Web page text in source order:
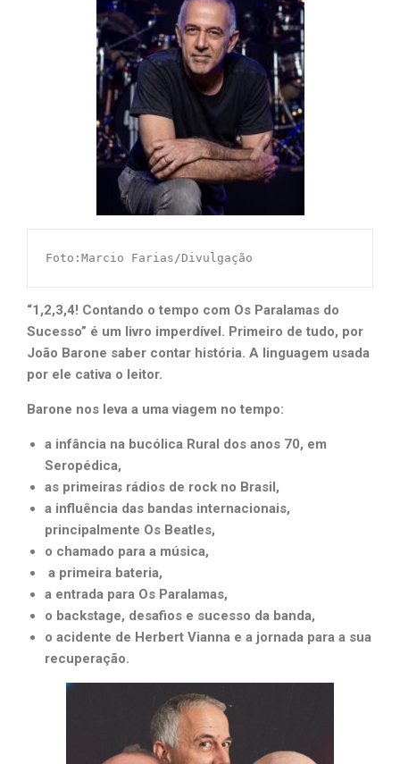
Foto:Marcio Farias/Divulgação
“1,2,3,4! Contando o tempo com Os Paralamas do
Sucesso” é um livro imperdível. Primeiro de tudo, por
João Barone saber contar história. A linguagem usada
por ele cativa o leitor.
Barone nos leva a uma viagem no tempo:
a infância na bucólica Rural dos anos 70, em
Seropédica,
as primeiras rádios de rock no Brasil,
a influência das bandas internacionais,
principalmente Os Beatles,
o chamado para a música,
a primeira bateria,
a entrada para Os Paralamas,
o backstage, desafios e sucesso da banda,
o acidente de Herbert Vianna e a jornada para a sua
recuperação.